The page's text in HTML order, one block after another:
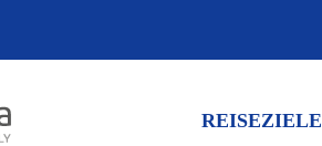
REISEZIELE